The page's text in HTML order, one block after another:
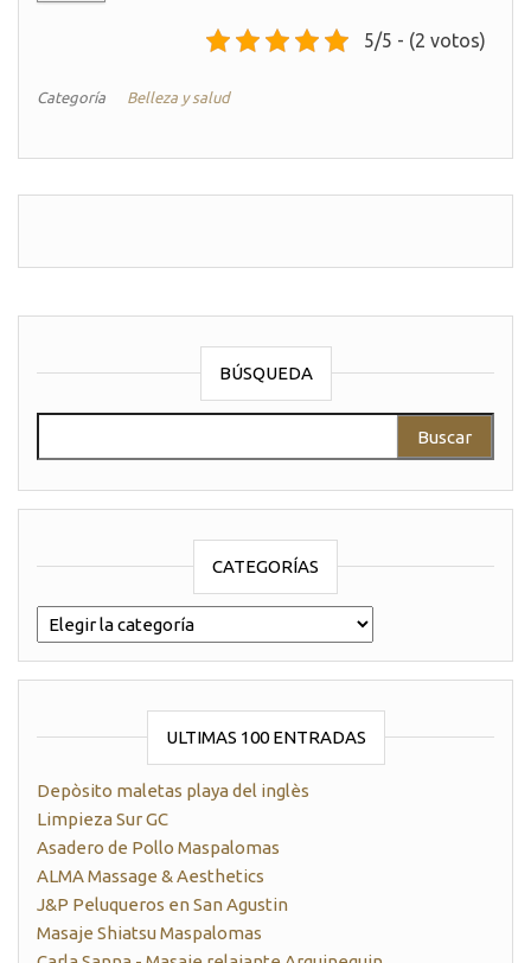
5/5 - (2 votos)
Categoría Belleza y salud
BÚSQUEDA
CATEGORÍAS
categorías
ULTIMAS 100 ENTRADAS
Depòsito maletas playa del inglès
Limpieza Sur GC
Asadero de Pollo Maspalomas
ALMA Massage & Aesthetics
J&P Peluqueros en San Agustin
Masaje Shiatsu Maspalomas